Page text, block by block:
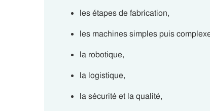
les étapes de fabrication,
les machines simples puis
la robotique,
la logistique,
la sécurité et la qualité,